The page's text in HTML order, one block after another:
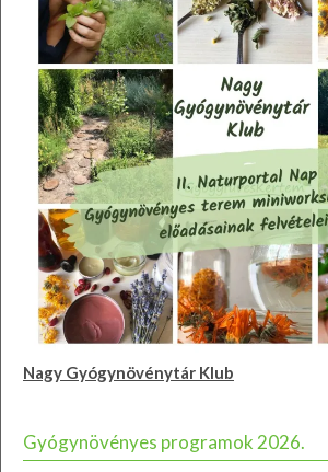
Nagy Gyógynövénytár Klub
Gyógynövényes programok 2026.